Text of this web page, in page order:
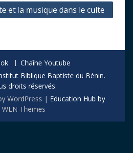
et la musique dans le culte
Chaîne Youtube
Biblique Baptiste du Bénin.
droits réservés.
WordPress | Education Hub by
WEN Themes